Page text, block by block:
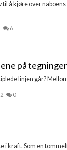
å kjøre over
6
på
linjen går?
0
i kraft. Som en